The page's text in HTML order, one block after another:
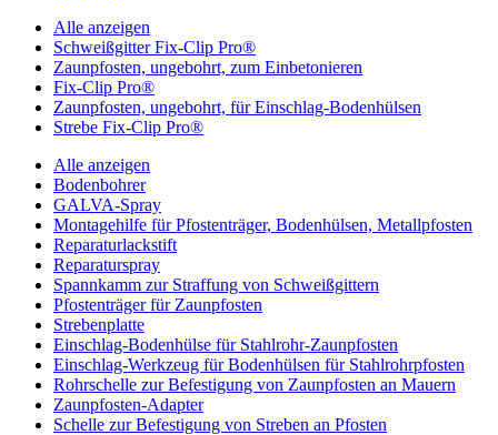
Alle anzeigen
Schweißgitter Fix-Clip Pro®
Zaunpfosten, ungebohrt, zum Einbetonieren
Fix-Clip Pro®
Zaunpfosten, ungebohrt, für Einschlag-Bodenhülsen
Strebe Fix-Clip Pro®
Alle anzeigen
Bodenbohrer
GALVA-Spray
Montagehilfe für Pfostenträger, Bodenhülsen, Metallpfosten
Reparaturlackstift
Reparaturspray
Spannkamm zur Straffung von Schweißgittern
Pfostenträger für Zaunpfosten
Strebenplatte
Einschlag-Bodenhülse für Stahlrohr-Zaunpfosten
Einschlag-Werkzeug für Bodenhülsen für Stahlrohrpfosten
Rohrschelle zur Befestigung von Zaunpfosten an Mauern
Zaunpfosten-Adapter
Schelle zur Befestigung von Streben an Pfosten